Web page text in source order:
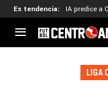
Es tendencia: IA predice a
CENTROAMÉRICA
LIGA